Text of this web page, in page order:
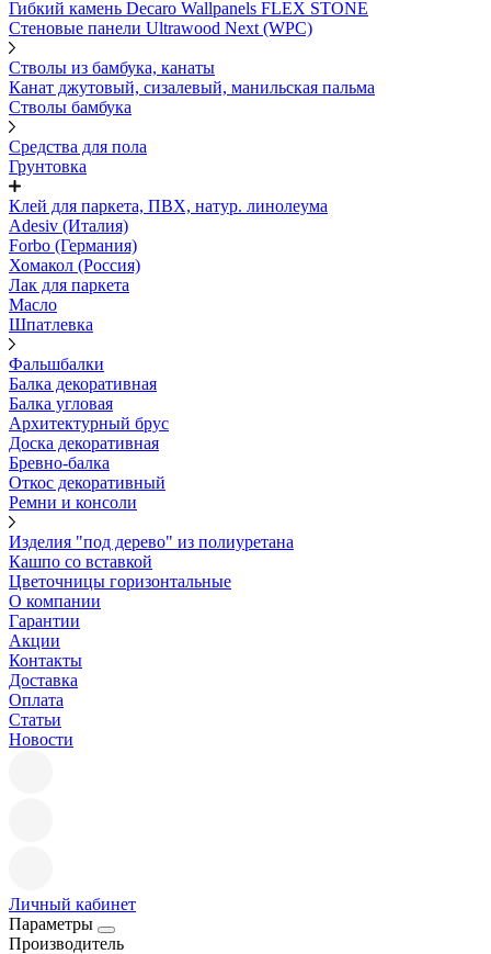
Гибкий камень Decaro Wallpanels FLEX STONE
Стеновые панели Ultrawood Next (WPC)
Стволы из бамбука, канаты
Канат джутовый, сизалевый, манильская пальма
Стволы бамбука
Средства для пола
Грунтовка
Клей для паркета, ПВХ, натур. линолеума
Adesiv (Италия)
Forbo (Германия)
Хомакол (Россия)
Лак для паркета
Масло
Шпатлевка
Фальшбалки
Балка декоративная
Балка угловая
Архитектурный брус
Доска декоративная
Бревно-балка
Откос декоративный
Ремни и консоли
Изделия "под дерево" из полиуретана
Кашпо со вставкой
Цветочницы горизонтальные
О компании
Гарантии
Акции
Контакты
Доставка
Оплата
Статьи
Новости
Личный кабинет
Параметры
Производитель